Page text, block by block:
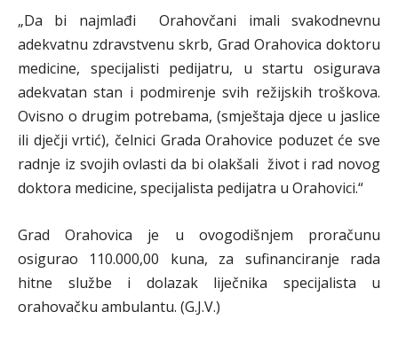
„Da bi najmlađi Orahovčani imali svakodnevnu
adekvatnu zdravstvenu skrb, Grad Orahovica doktoru
medicine, specijalisti pedijatru, u startu osigurava
adekvatan stan i podmirenje svih režijskih troškova.
Ovisno o drugim potrebama, (smještaja djece u jaslice
ili dječji vrtić), čelnici Grada Orahovice poduzet će sve
radnje iz svojih ovlasti da bi olakšali život i rad novog
doktora medicine, specijalista pedijatra u Orahovici.“
Grad Orahovica je u ovogodišnjem proračunu
osigurao 110.000,00 kuna, za sufinanciranje rada
hitne službe i dolazak liječnika specijalista u
orahovačku ambulantu. (G.J.V.)